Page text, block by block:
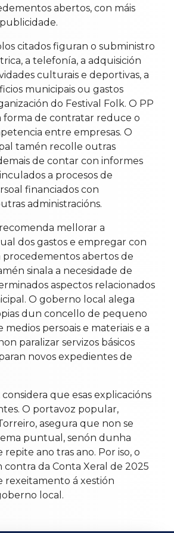
abertos, con máis
citados figuran o subministro
a telefonía, a adquisición
culturais e deportivas, a
municipais ou gastos
do Festival Folk. O PP
forma de contratar reduce o
entre empresas. O
tamén recolle outras
de contar con informes
a procesos de
financiados con
administracións.
mellorar a
dos gastos e empregar con
procedementos abertos de
sinala a necesidade de
aspectos relacionados
O goberno local alega
dun concello de pequeno
persoais e materiais e a
paralizar servizos básicos
novos expedientes de
que esas explicacións
O portavoz popular,
asegura que non se
puntual, senón dunha
repite ano tras ano. Por iso, o
da Conta Xeral de 2025
rexeitamento á xestión
local.